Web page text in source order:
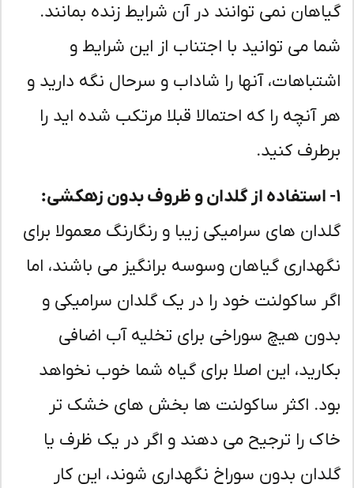
نمی توانند در آن شرایط زنده بمانند.
می توانید با اجتناب از این شرایط و
آنها را شاداب و سرحال نگه دارید و
آنچه را که احتمالا قبلا مرتکب شده اید را
کنید.
های سرامیکی زیبا و رنگارنگ معمولا برای
گیاهان وسوسه برانگیز می باشند، اما
ساکولنت خود را در یک گلدان سرامیکی و
هیچ سوراخی برای تخلیه آب اضافی
این اصلا برای گیاه شما خوب نخواهد
اکثر ساکولنت ها بخش های خشک تر
را ترجیح می دهند و اگر در یک ظرف یا
بدون سوراخ نگهداری شوند، این کار